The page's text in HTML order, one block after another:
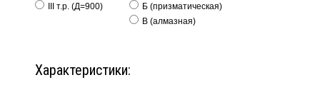
III т.р. (Д=900)
Б (призматическая)
В (алмазная)
Характеристики: